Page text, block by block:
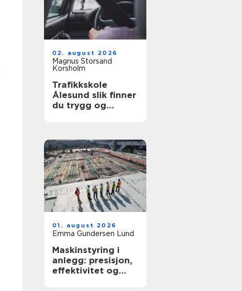
02. august 2026
Magnus Storsand
Korsholm
Trafikkskole
Ålesund slik finner
du trygg og
01. august 2026
Emma Gundersen Lund
Maskinstyring i
anlegg: presisjon,
effektivitet og